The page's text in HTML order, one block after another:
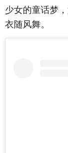
少女的童话梦
衣随风舞。